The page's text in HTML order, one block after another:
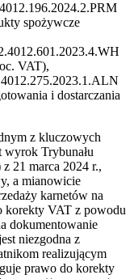
spożywcze
VAT),
i dostarczania
z kluczowych
wyrok Trybunału
21 marca 2024 r.,
a mianowicie
karnetów na
korekty VAT z powodu
dokumentowanie
niezgodna z
realizującym
prawo do korekty